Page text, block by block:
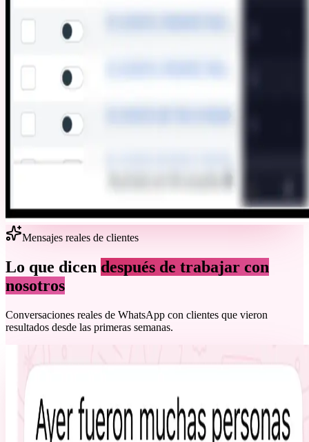
Mensajes reales de clientes
Lo que dicen después de trabajar con
nosotros
Conversaciones reales de WhatsApp con clientes que vieron
resultados desde las primeras semanas.